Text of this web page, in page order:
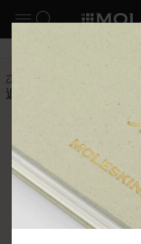
ナビゲーション
検索 (キーワ
6,500円以上
ーを閉じる
ホーム
返金はどのように行わ
よくある質問に戻る
返金はどのよう
か？
返金はご注文時の決済
注文時にお客様が指定